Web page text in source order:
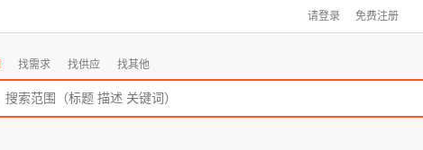
请登录 免费注册
找需求 找供应 找其他